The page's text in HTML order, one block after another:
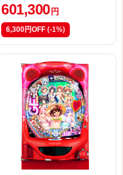
601,300円
6,300円OFF (-1%)